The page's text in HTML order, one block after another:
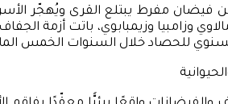
مفرط يبتلع القرى ويُهجّر
مالاوي وزامبيا وزيمبابوي، باتت